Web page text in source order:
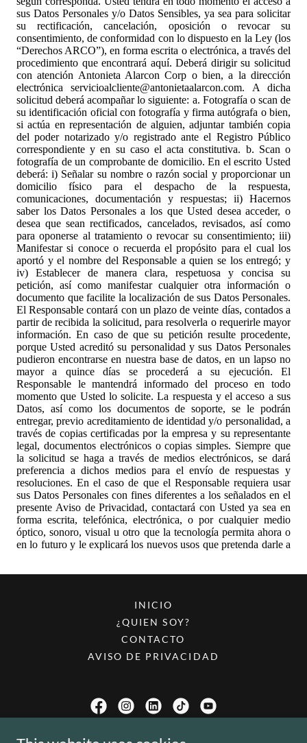
INICIO
¿QUIEN SOY?
CONTACTO
AVISO DE PRIVACIDAD
Antonieta, Coach para superar miedo y ansiedad